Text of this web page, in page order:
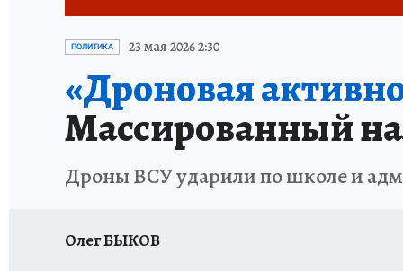
РАДИО КП НОВОЕ
ИСПЫТАНО НА СЕБЕ
ПОЛИТИКА 23 мая 2026 2:30
«Дроновая
Массированный
Дроны ВСУ ударили по школе и
Олег БЫКОВ